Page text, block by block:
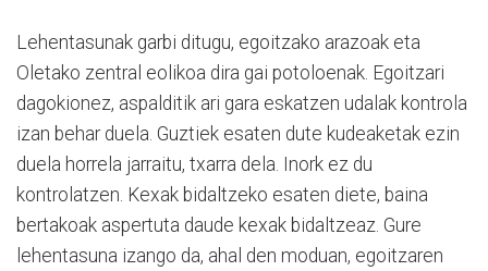
Lehentasunak garbi ditugu, egoitzako arazoak eta
Oletako zentral eolikoa dira gai potoloenak. Egoitzari
dagokionez, aspalditik ari gara eskatzen udalak kontrola
izan behar duela. Guztiek esaten dute kudeaketak ezin
duela horrela jarraitu, txarra dela. Inork ez du
kontrolatzen. Kexak bidaltzeko esaten diete, baina
bertakoak aspertuta daude kexak bidaltzeaz. Gure
lehentasuna izango da, ahal den moduan, egoitzaren